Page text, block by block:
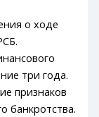
о ходе
три года.
признаков
банкротства.